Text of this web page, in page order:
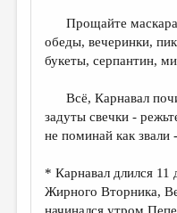
КОНКУРСЫ
КНИЖНАЯ ПОЛКА
ОБЗОР ЛИТЕРАТУРЫ
СТРАНИЦЫ ПАМЯТИ
ОБЪЯВЛЕНИЯ
Прощайте
обеды, вечеринки,
букеты, серпантин,
Всё, Карнавал
задуты свечки -
не поминай как звали
* Карнавал длился 11
Жирного Вторника,